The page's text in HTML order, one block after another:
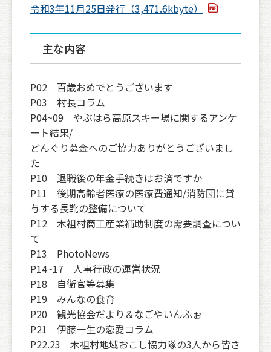
令和3年11月25日発行（3,471.6kbyte）
主な内容
P02 百歳おめでとうございます
P03 村長コラム
P04~09 やぶはら高原スキー場に関するアンケ
ート結果/
どんぐり募金へのご協力ありがとうございまし
た
P10 退職後の年金手続きはお済ですか
P11 後期高齢者医療の医療費通知/消防団に貸
与する長靴の整備について
P12 木祖村商工産業補助制度の需要調査につい
て
P13 PhotoNews
P14~17 人事行政の運営状況
P18 自衛官等募集
P19 みんなの食育
P20 観光協会だより＆なごやいんふぉ
P21 伊藤一生の恋愛コラム
P22.23 木祖村地域おこし協力隊の3人から皆さ